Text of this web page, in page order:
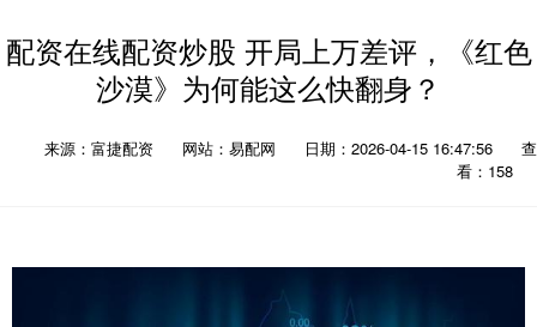
配资在线配资炒股 开局上万差评，《红色
沙漠》为何能这么快翻身？
来源：富捷配资 网站：易配网 日期：2026-04-15 16:47:56
查
看：158